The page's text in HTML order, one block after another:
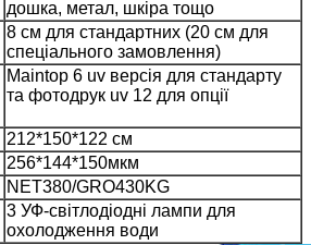
дошка, метал, шкіра тощо
8 см для стандартних (20 см для
спеціального замовлення)
Maintop 6 uv версія для стандарту
та фотодрук uv 12 для опції
212*150*122 см
256*144*150мкм
NET380/GRO430KG
3 УФ-світлодіодні лампи для
охолодження води